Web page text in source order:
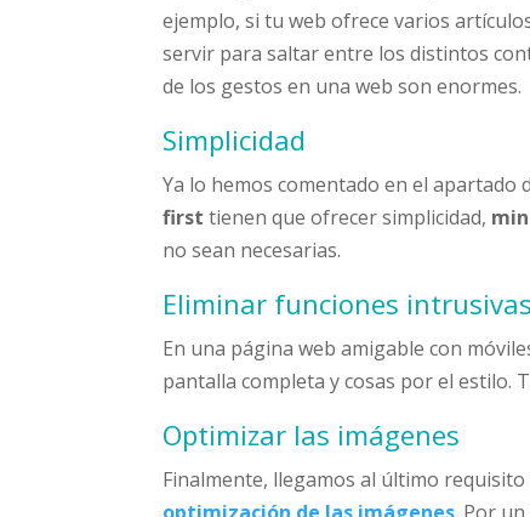
ejemplo, si tu web ofrece varios
servir para saltar entre los distintos
de los gestos en una web son enormes.
Simplicidad
Ya lo hemos comentado en el apartado
firsttienen que ofrecer simplicidad,
no sean necesarias.
Eliminar funciones intrusivas
En una página web amigable con
pantalla completa y cosas por el estilo.
Optimizar las imágenes
Finalmente, llegamos al último